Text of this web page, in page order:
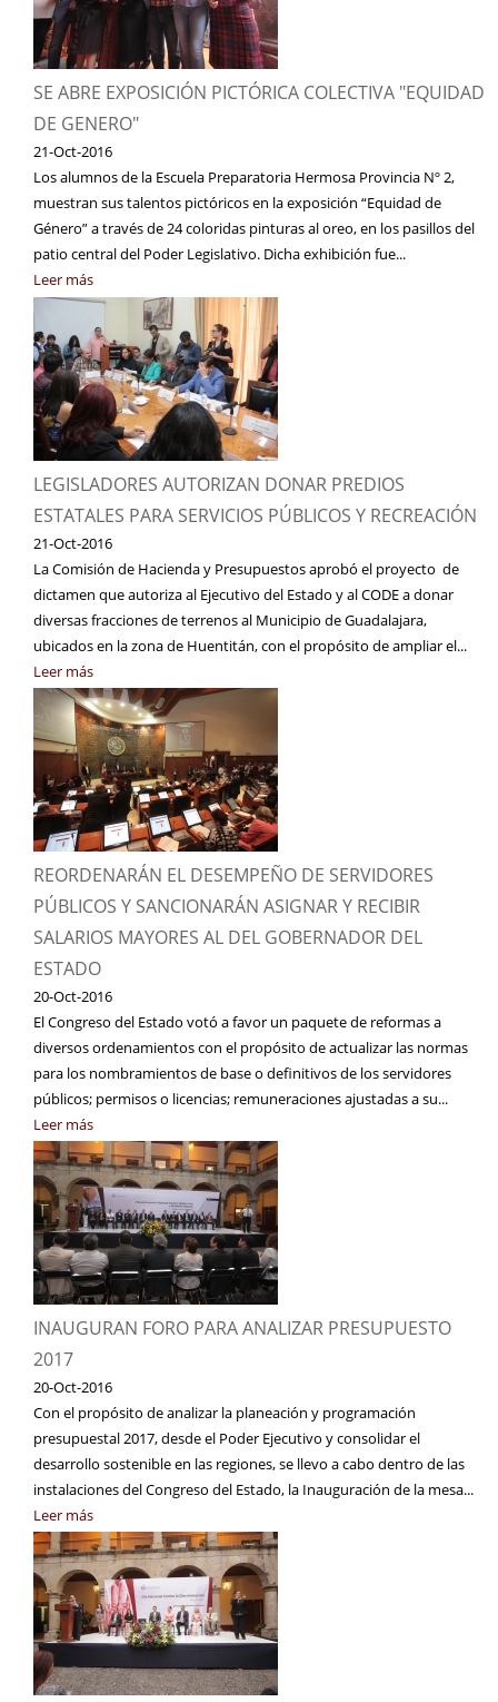
SE ABRE EXPOSICIÓN PICTÓRICA COLECTIVA "EQUIDAD
DE GENERO"
21-Oct-2016
Los alumnos de la Escuela Preparatoria Hermosa Provincia Nº 2,
muestran sus talentos pictóricos en la exposición “Equidad de
Género” a través de 24 coloridas pinturas al oreo, en los pasillos del
patio central del Poder Legislativo. Dicha exhibición fue...
Leer más
LEGISLADORES AUTORIZAN DONAR PREDIOS
ESTATALES PARA SERVICIOS PÚBLICOS Y RECREACIÓN
21-Oct-2016
La Comisión de Hacienda y Presupuestos aprobó el proyecto de
dictamen que autoriza al Ejecutivo del Estado y al CODE a donar
diversas fracciones de terrenos al Municipio de Guadalajara,
ubicados en la zona de Huentitán, con el propósito de ampliar el...
Leer más
REORDENARÁN EL DESEMPEÑO DE SERVIDORES
PÚBLICOS Y SANCIONARÁN ASIGNAR Y RECIBIR
SALARIOS MAYORES AL DEL GOBERNADOR DEL
ESTADO
20-Oct-2016
El Congreso del Estado votó a favor un paquete de reformas a
diversos ordenamientos con el propósito de actualizar las normas
para los nombramientos de base o definitivos de los servidores
públicos; permisos o licencias; remuneraciones ajustadas a su...
Leer más
INAUGURAN FORO PARA ANALIZAR PRESUPUESTO
2017
20-Oct-2016
Con el propósito de analizar la planeación y programación
presupuestal 2017, desde el Poder Ejecutivo y consolidar el
desarrollo sostenible en las regiones, se llevo a cabo dentro de las
instalaciones del Congreso del Estado, la Inauguración de la mesa...
Leer más